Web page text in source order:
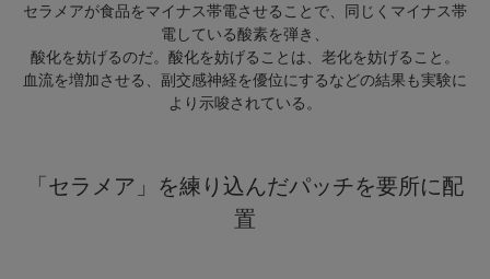
全身を包み込むようにリカバリー機能を体感。統一感のある洗練
されたスタイルとともに、着るだけでコンディションを整える新
しいトータルウェアが完成します。
：M0162FJ009
モデル:身長:185cm バスト:90cm ウエスト:77cm ヒップ:92cm 着
用サイズ:03(L)
セラメアが食品をマイナス帯電させることで、同じくマイナス帯
電している酸素を弾き、
酸化を妨げるのだ。酸化を妨げることは、老化を妨げること。
血流を増加させる、副交感神経を優位にするなどの結果も実験に
より示唆されている。
「セラメア」を練り込んだパッチを要所に配
置